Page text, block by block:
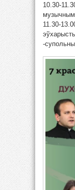
10.30-
11.30-
-супольны